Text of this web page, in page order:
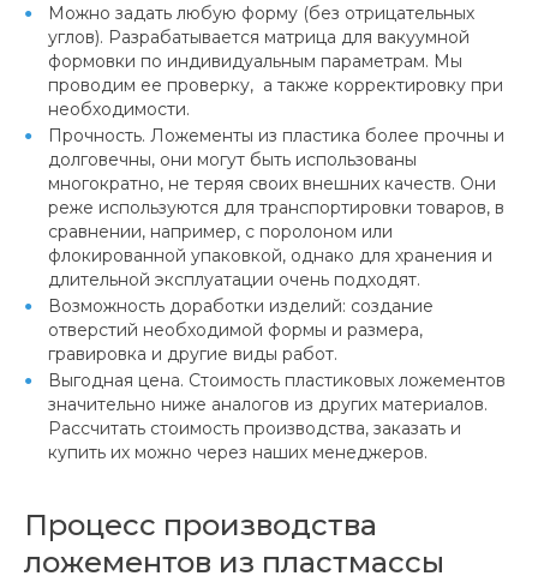
Можно задать любую форму (без отрицательных
углов). Разрабатывается матрица для вакуумной
формовки по индивидуальным параметрам. Мы
проводим ее проверку, а также корректировку при
необходимости.
Прочность. Ложементы из пластика более прочны и
долговечны, они могут быть использованы
многократно, не теряя своих внешних качеств. Они
реже используются для транспортировки товаров, в
сравнении, например, с поролоном или
флокированной упаковкой, однако для хранения и
длительной эксплуатации очень подходят.
Возможность доработки изделий: создание
отверстий необходимой формы и размера,
гравировка и другие виды работ.
Выгодная цена. Стоимость пластиковых ложементов
значительно ниже аналогов из других материалов.
Рассчитать стоимость производства, заказать и
купить их можно через наших менеджеров.
Процесс производства
ложементов из пластмассы